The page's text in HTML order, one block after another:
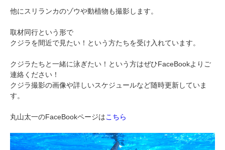
他にスリランカのゾウや動植物も撮影します。
取材同行という形で
クジラを間近で見たい！という方たちを受け入れています。
クジラたちと一緒に泳ぎたい！という方はぜひFaceBookよりご
連絡ください！
クジラ撮影の画像や詳しいスケジュールなど随時更新していま
す。
丸山太一のFaceBookページはこちら